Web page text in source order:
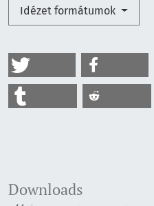
Idézet formátumok
Downloads